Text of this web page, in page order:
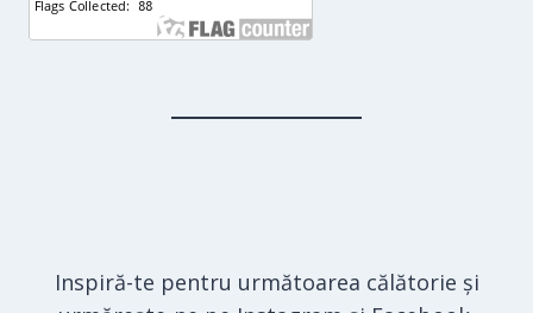
Inspiră-te pentru următoarea călătorie și